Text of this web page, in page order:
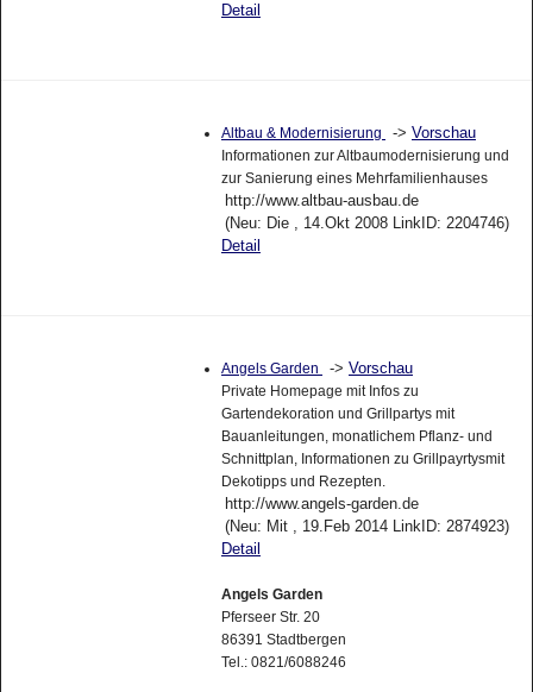
Detail
Altbau & Modernisierung -> Vorschau
Informationen zur Altbaumodernisierung und
zur Sanierung eines Mehrfamilienhauses
http://www.altbau-ausbau.de
(Neu: Die , 14.Okt 2008 LinkID: 2204746)
Detail
Angels Garden -> Vorschau
Private Homepage mit Infos zu
Gartendekoration und Grillpartys mit
Bauanleitungen, monatlichem Pflanz- und
Schnittplan, Informationen zu Grillpayrtysmit
Dekotipps und Rezepten.
http://www.angels-garden.de
(Neu: Mit , 19.Feb 2014 LinkID: 2874923)
Detail
Angels Garden
Pferseer Str. 20
86391 Stadtbergen
Tel.: 0821/6088246